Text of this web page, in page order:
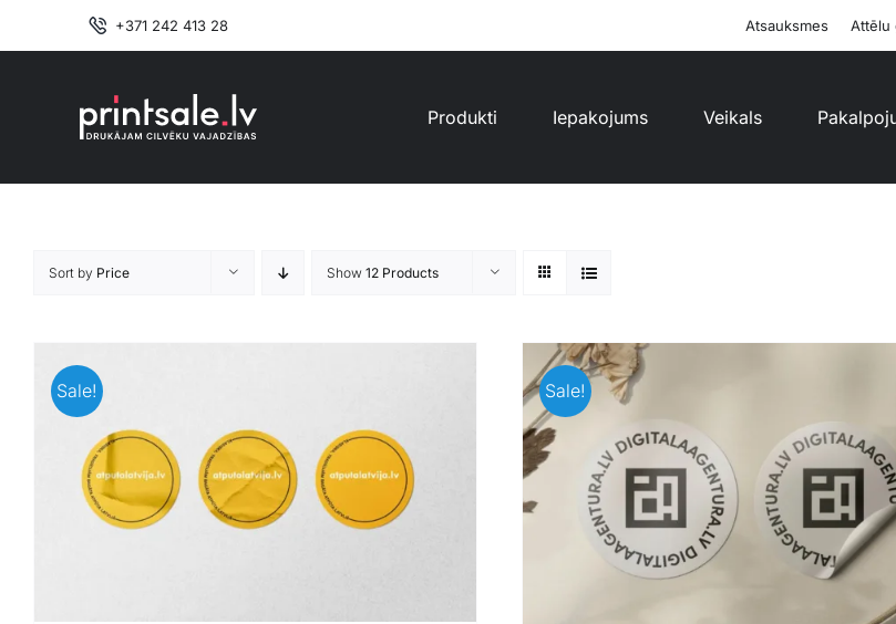
to
+371 242 413 28 Atsauksmes Attēlu
Produkti Iepakojums Veikals
Sort by Price Show 12 Products
Sale! Sale!